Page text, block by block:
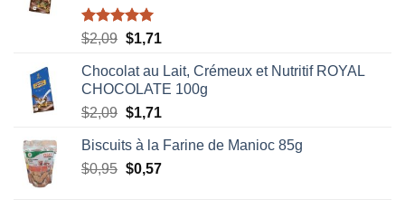
Note5.00
$2,09 Le
initial
était :
$2,09.
$1,71
actuel
est :
$1,71.
Chocolat au Lait, Crémeux et Nutritif ROYAL
CHOCOLATE 100g
$2,09 Le
initial
était :
$1,71
actuel
est :
Biscuits à la Farine de Manioc 85g
$0,95 Le
$0,57Le